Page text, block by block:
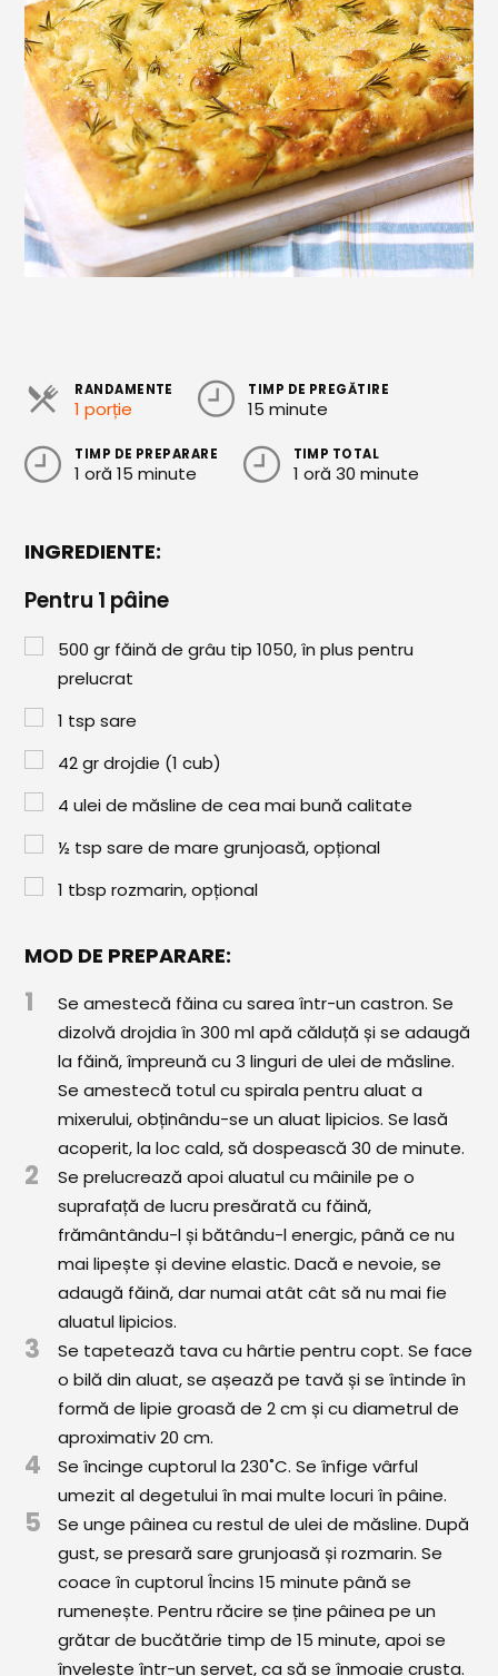
Biscuiți, Bomboane și
Fursecuri
Brioșe și Checuri
Budinci, Jeleuri și Sufleuri
Cheesecake
Cozonaci
Deserturi Sănătoase
Torturi
Conserve
Dulceață / Gem
Sosuri și Condimente
Garnituri
Pâine
Paste & Risotto
Patiserie
Aluaturi Dulci
Aluaturi Sărate
Pizza
Rețete cu Carne
Rețete Vegetariene
Salate
Sandwichuri și Wraps
Supe și Ciorbe
Rețete Video
Comunitatea
iCooking
Librărie
Adaugă o rețetă
Cum adăugăm o rețetă
Regulament de postare
CONCURS
RANDAMENTE
1 porție
TIMP DE PREGĂTIRE
15 minute
TIMP DE PREPARARE
1 oră 15 minute
TIMP TOTAL
1 oră 30 minute
INGREDIENTE:
Pentru 1 pâine
500 gr făină de grâu tip 1050, în plus pentru
prelucrat
1 tsp sare
42 gr drojdie (1 cub)
4 ulei de măsline de cea mai bună calitate
½ tsp sare de mare grunjoasă, opțional
1 tbsp rozmarin, opțional
MOD DE PREPARARE:
1
Se amestecă făina cu sarea într-un castron. Se
dizolvă drojdia în 300 ml apă călduță și se adaugă
la făină, împreună cu 3 linguri de ulei de măsline.
Se amestecă totul cu spirala pentru aluat a
mixerului, obținându-se un aluat lipicios. Se lasă
acoperit, la loc cald, să dospească 30 de minute.
2
Se prelucrează apoi aluatul cu mâinile pe o
suprafață de lucru presărată cu făină,
frământându-l și bătându-l energic, până ce nu
mai lipește și devine elastic. Dacă e nevoie, se
adaugă făină, dar numai atât cât să nu mai fie
aluatul lipicios.
3
Se tapetează tava cu hârtie pentru copt. Se face
o bilă din aluat, se așează pe tavă și se întinde în
formă de lipie groasă de 2 cm și cu diametrul de
aproximativ 20 cm.
4
Se încinge cuptorul la 230˚C. Se înfige vârful
umezit al degetului în mai multe locuri în pâine.
5
Se unge pâinea cu restul de ulei de măsline. După
gust, se presară sare grunjoasă și rozmarin. Se
coace în cuptorul Încins 15 minute până se
rumenește. Pentru răcire se ține pâinea pe un
grătar de bucătărie timp de 15 minute, apoi se
învelește într-un șervet, ca să se înmoaie crusta.